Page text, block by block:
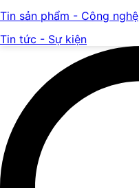
Tin sản phẩm - Công nghệ
Tin tức - Sự kiện